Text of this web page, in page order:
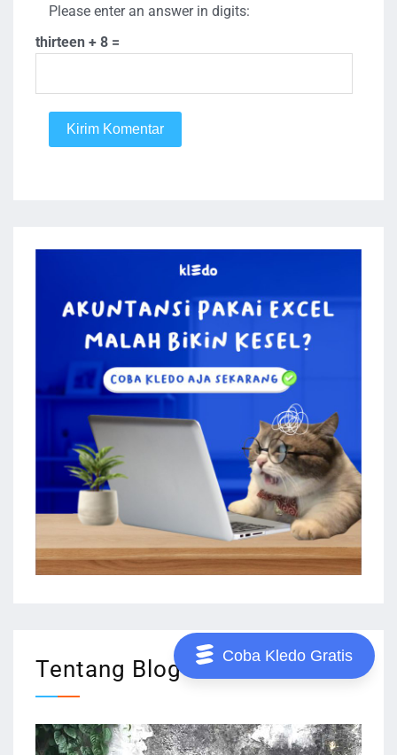
Please enter an answer in digits:
thirteen + 8 =
Kirim Komentar
Tentang Blog Bisnis Kledo
Coba Kledo Gratis